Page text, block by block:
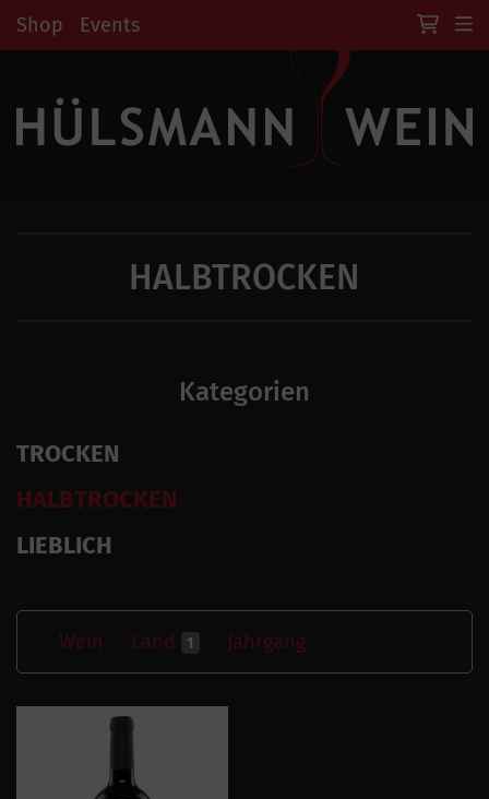
Shop Events
HALBTROCKEN
Kategorien
TROCKEN
HALBTROCKEN
LIEBLICH
Wein Land 1 Jahrgang